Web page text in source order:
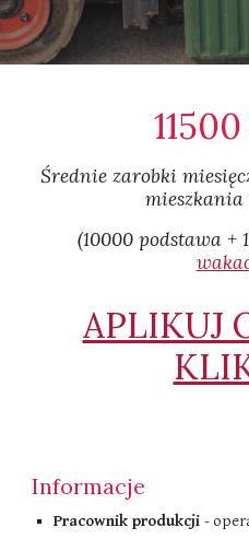
Średnie zarobki
(10000 podstawa +
APLIKUJ
Informacje
Pracownik produkcji-